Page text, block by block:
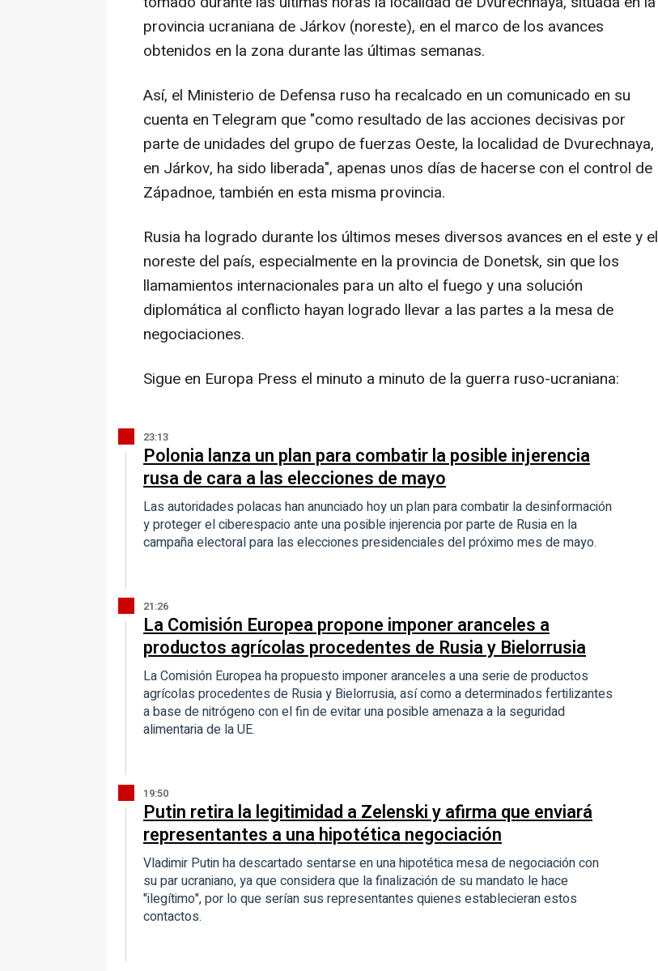
provincia ucraniana de Járkov (noreste), en el marco de los avances
obtenidos en la zona durante las últimas semanas.
Así, el Ministerio de Defensa ruso ha recalcado en un comunicado en su
cuenta en Telegram que "como resultado de las acciones decisivas por
parte de unidades del grupo de fuerzas Oeste, la localidad de Dvurechnaya,
en Járkov, ha sido liberada", apenas unos días de hacerse con el control de
Západnoe, también en esta misma provincia.
Rusia ha logrado durante los últimos meses diversos avances en el este y el
noreste del país, especialmente en la provincia de Donetsk, sin que los
llamamientos internacionales para un alto el fuego y una solución
diplomática al conflicto hayan logrado llevar a las partes a la mesa de
negociaciones.
Sigue en Europa Press el minuto a minuto de la guerra ruso-ucraniana:
23:13
Polonia lanza un plan para combatir la posible injerencia
rusa de cara a las elecciones de mayo
Las autoridades polacas han anunciado hoy un plan para combatir la desinformación
y proteger el ciberespacio ante una posible injerencia por parte de Rusia en la
campaña electoral para las elecciones presidenciales del próximo mes de mayo.
21:26
La Comisión Europea propone imponer aranceles a
productos agrícolas procedentes de Rusia y Bielorrusia
La Comisión Europea ha propuesto imponer aranceles a una serie de productos
agrícolas procedentes de Rusia y Bielorrusia, así como a determinados fertilizantes
a base de nitrógeno con el fin de evitar una posible amenaza a la seguridad
alimentaria de la UE.
19:50
Putin retira la legitimidad a Zelenski y afirma que enviará
representantes a una hipotética negociación
Vladimir Putin ha descartado sentarse en una hipotética mesa de negociación con
su par ucraniano, ya que considera que la finalización de su mandato le hace
"ilegítimo", por lo que serían sus representantes quienes establecieran estos
contactos.